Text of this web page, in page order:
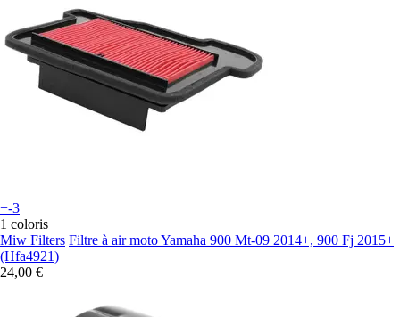
+-3
1 coloris
Miw Filters Filtre à air moto Yamaha 900 Mt-09 2014+, 900 Fj 2015+
(Hfa4921)
24,00 €